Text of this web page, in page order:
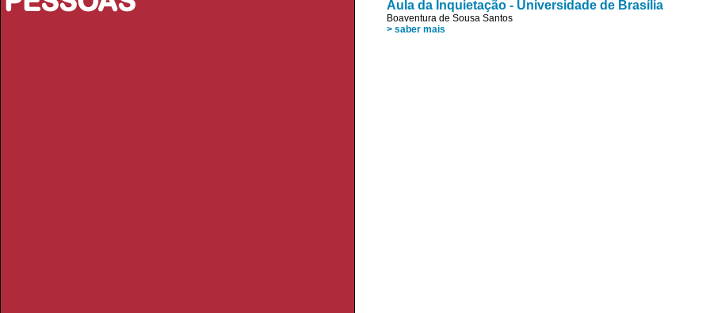
Aula da Inquietação - Universidade de Brasília
Boaventura de Sousa Santos
> saber mais